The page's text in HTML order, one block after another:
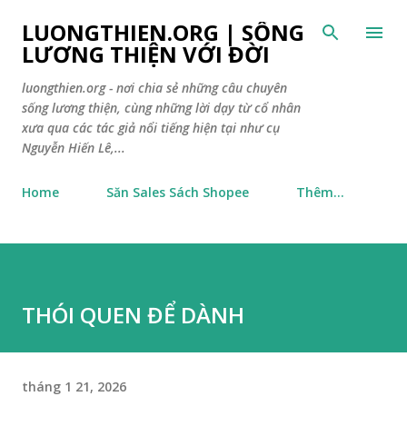
Chuyển đến nội dung chính
LUONGTHIEN.ORG | SỐNG
LƯƠNG THIỆN VỚI ĐỜI
luongthien.org - nơi chia sẻ những câu chuyên
sống lương thiện, cùng những lời dạy từ cổ nhân
xưa qua các tác giả nổi tiếng hiện tại như cụ
Nguyễn Hiến Lê,...
Home Săn Sales Sách Shopee Thêm…
THÓI QUEN ĐỂ DÀNH
tháng 1 21, 2026